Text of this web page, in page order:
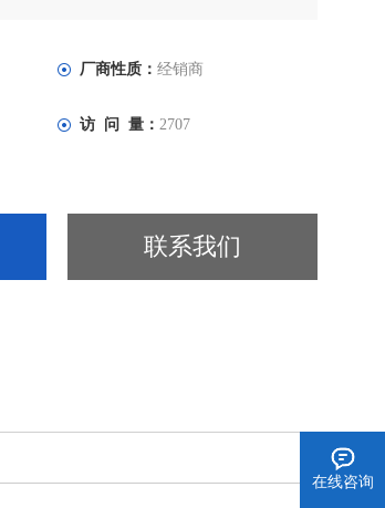
厂商性质： 经销商
访 问 量： 2707
联系我们
在线咨询